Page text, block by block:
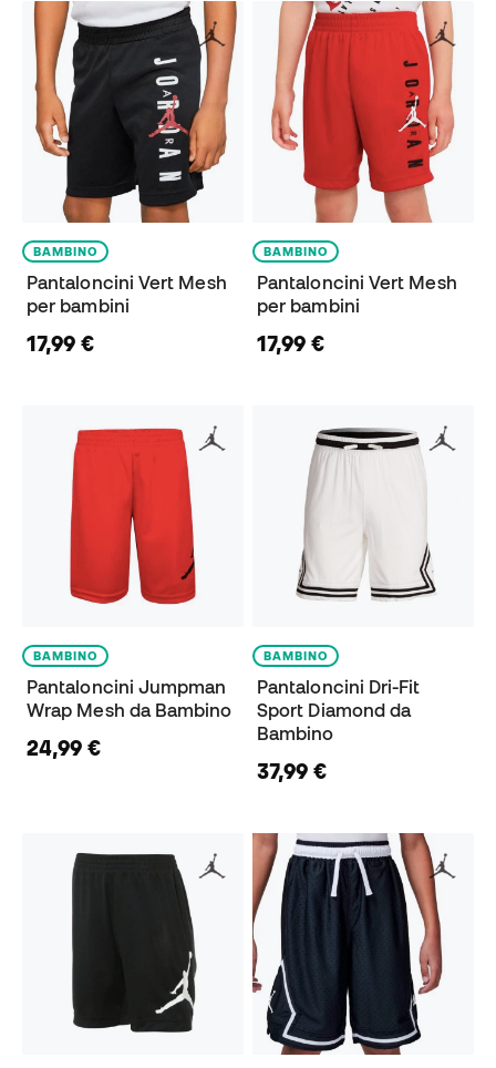
BAMBINO
Pantaloncini Vert Mesh
per bambini
17,99 €
BAMBINO
Pantaloncini Vert Mesh
per bambini
17,99 €
BAMBINO
Pantaloncini Jumpman
Wrap Mesh da Bambino
24,99 €
BAMBINO
Pantaloncini Dri-Fit
Sport Diamond da
Bambino
37,99 €